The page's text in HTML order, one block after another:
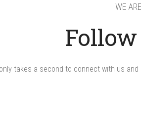
WE
takes a second to connect with us